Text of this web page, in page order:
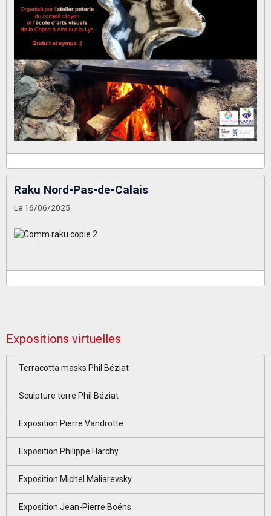
Raku Nord-Pas-de-Calais
Le 16/06/2025
Expositions virtuelles
Terracotta masks Phil Béziat
Sculpture terre Phil Béziat
Exposition Pierre Vandrotte
Exposition Philippe Harchy
Exposition Michel Maliarevsky
Exposition Jean-Pierre Boëns